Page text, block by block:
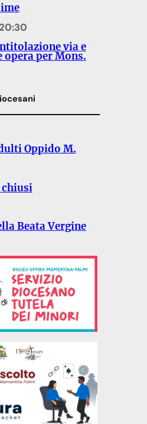
via e
per Mons.
Oppido M.
Beata Vergine